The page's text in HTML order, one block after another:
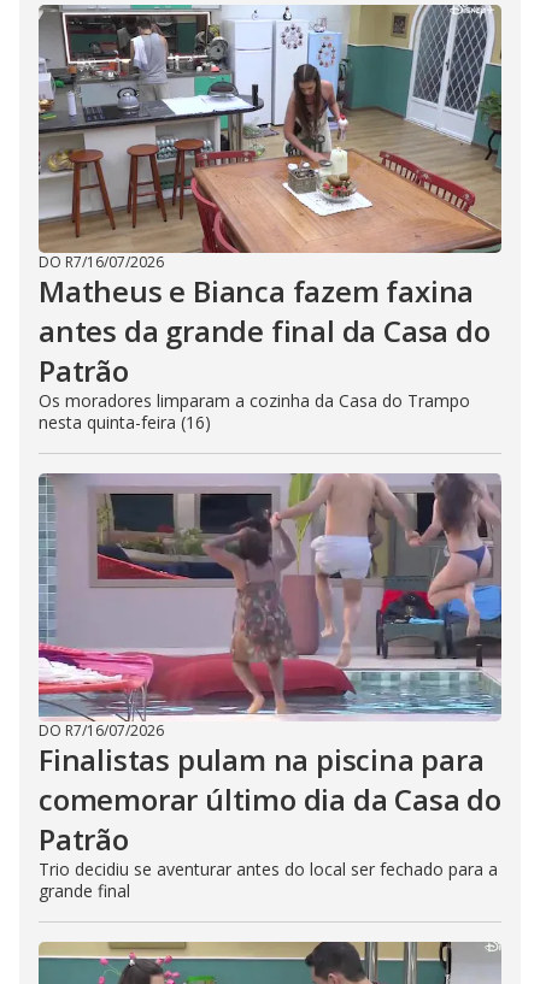
DO R7/16/07/2026
Matheus e Bianca fazem faxina
antes da grande final da Casa do
Patrão
Os moradores limparam a cozinha da Casa do Trampo
nesta quinta-feira (16)
DO R7/16/07/2026
Finalistas pulam na piscina para
comemorar último dia da Casa do
Patrão
Trio decidiu se aventurar antes do local ser fechado para a
grande final